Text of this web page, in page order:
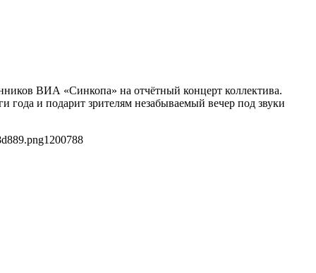
ВИА «Синкопа» на отчётный концерт коллектива.
и подарит зрителям незабываемый вечер под звуки
1200788